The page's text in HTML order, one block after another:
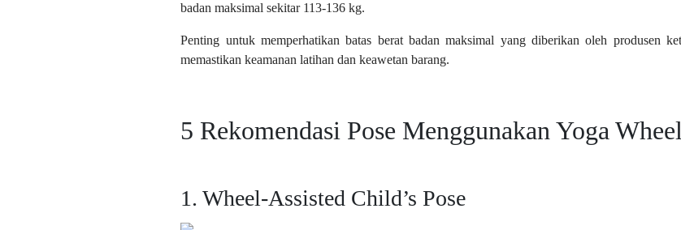
badan maksimal sekitar 113-136 kg.
Penting untuk memperhatikan batas berat badan maksimal yang diberikan oleh produsen
memastikan keamanan latihan dan keawetan barang.
5 Rekomendasi Pose Menggunakan Yoga
1. Wheel-Assisted Child’s Pose